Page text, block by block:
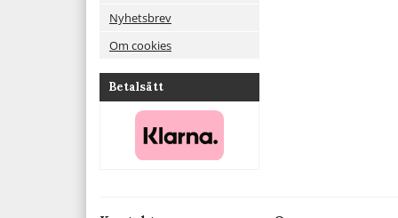
Nyhetsbrev
Om cookies
Betalsätt